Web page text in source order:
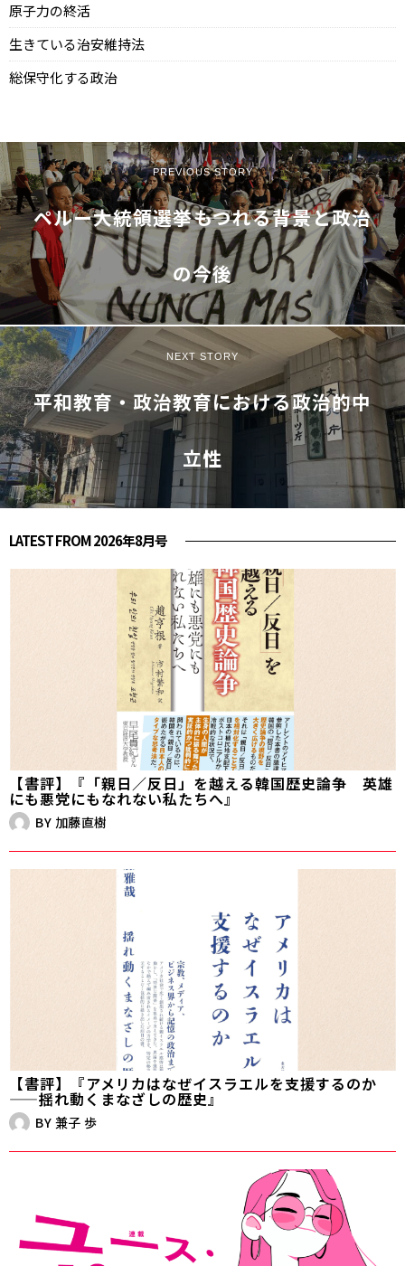
原子力の終活
生きている治安維持法
総保守化する政治
PREVIOUS STORY
ペルー大統領選挙――もつれる背景と政治
の今後
NEXT STORY
平和教育・政治教育における政治的中
立性
LATEST FROM 2026年8月号
【書評】『「親日／反日」を越える韓国歴史論争 英雄
にも悪党にもなれない私たちへ』
BY 加藤直樹
【書評】『アメリカはなぜイスラエルを支援するのか
——揺れ動くまなざしの歴史』
BY 兼子 歩